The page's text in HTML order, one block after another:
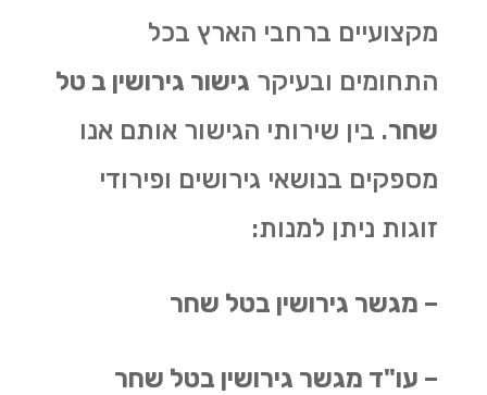
מקצועיים ברחבי הארץ בכל
התחומים ובעיקר גישור גירושין ב טל
שחר. בין שירותי הגישור אותם אנו
מספקים בנושאי גירושים ופירודי
זוגות ניתן למנות:
– מגשר גירושין בטל שחר
– עו"ד מגשר גירושין בטל שחר